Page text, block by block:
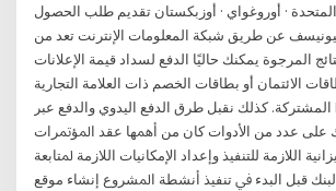
المتحدة · أوروغواي · أوزبكستان تقديم طلب الحصول
عن طريق شبكة المعلومات الإنترنت تعد من
المرجوة يمكنك حاليًا الدفع لسداد قيمة الإعلانات
الائتمان أو بطاقات الخصم ذات العلامة التجارية
المشتركة. كذلك نقبل طرق الدفع اليدوي والدفع عبر PayPal ﻭﺍﻋﺘﻤﺪﺕ
ﻋﻠﻰ ﻋﺪﺩ ﻣﻦ ﺍﻷﺩﻭﺍﺕ ﻛﺎﻥ ﻣﻦ ﺃﳘﻬﺎ ﻋﻘﺪ ﺍﳌﺆﲤﺮﺍﺕ
ﺍﻟﻼﺯﻣﺔ ﻟﻠﺘﻨﻔﻴﺬ ﻭﺇﻋﺪﺍﺩ ﺍﻹﻣﻜﺎﻧﻴﺎﺕ ﺍﻟﻼﺯﻣﺔ ﳌﺘﺎﺑﻌﺔ
ﻗﺒﻞ ﺍﻟﺒﺪﺀ ﰲ ﺗﻨﻔﻴﺬ ﺃﻧﺸﻄﺔ ﺍﳌﺸﺮﻭﻉ ﺇﻧﺸﺎﺀ ﻣﻮﻗﻊ